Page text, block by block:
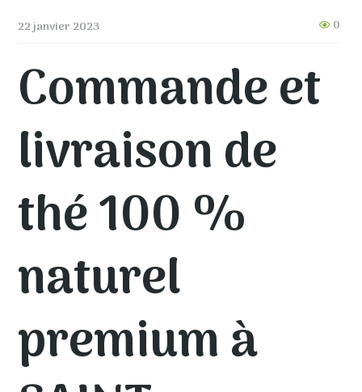
22 janvier 2023 0
Commande et
livraison de
thé 100 %
naturel
premium à